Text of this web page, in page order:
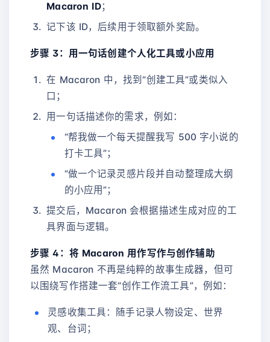
Macaron ID；
记下该 ID，后续用于领取额外奖励。
步骤 3：用一句话创建个人化工具或小应用
在 Macaron 中，找到“创建工具”或类似入
口；
用一句话描述你的需求，例如：
“帮我做一个每天提醒我写 500 字小说的
打卡工具”；
“做一个记录灵感片段并自动整理成大纲
的小应用”；
提交后，Macaron 会根据描述生成对应的工
具界面与逻辑。
步骤 4：将 Macaron 用作写作与创作辅助
虽然 Macaron 不再是纯粹的故事生成器，但可
以围绕写作搭建一套“创作工作流工具”，例如：
灵感收集工具：随手记录人物设定、世界
观、台词；